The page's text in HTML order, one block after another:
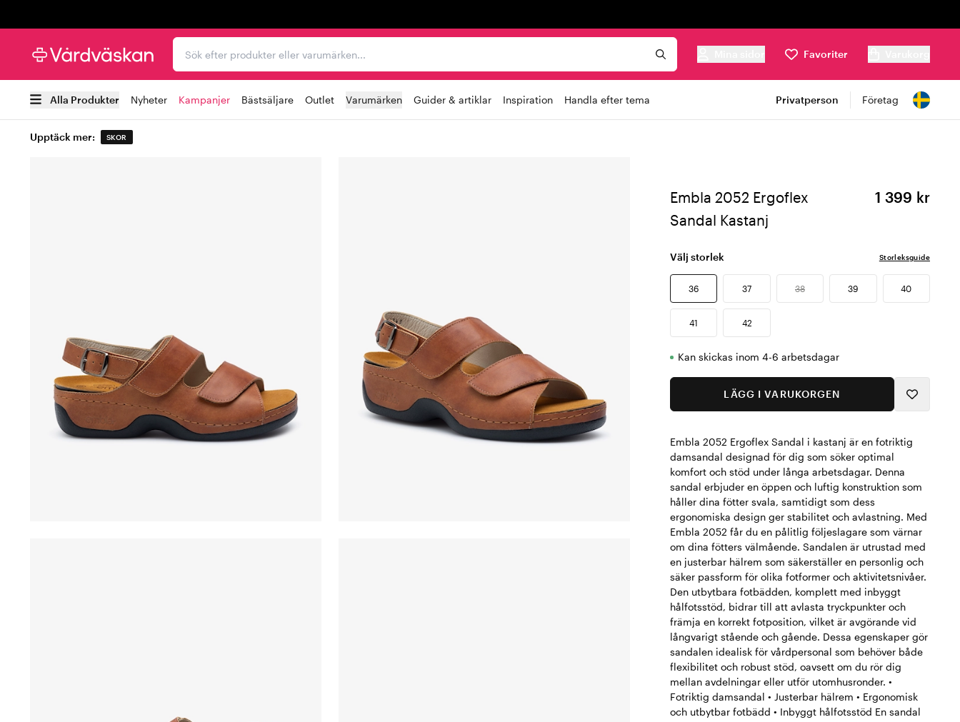
Sök efter produkter eller varumärken...
Favoriter
Alla Produkter Nyheter Kampanjer Bästsäljare Outlet Varumärken Guider & artiklar Inspiration Handla efter tema Privatperson Företag
Upptäck mer: SKOR
Embla 2052 Ergoflex
Sandal Kastanj
1 399 kr
Välj storlek Storleksguide
36 37 38 39 40
41 42
Kan skickas inom 4-6 arbetsdagar
LÄGG I VARUKORGEN
Embla 2052 Ergoflex Sandal i kastanj är en fotriktig
damsandal designad för dig som söker optimal
komfort och stöd under långa arbetsdagar. Denna
sandal erbjuder en öppen och luftig konstruktion som
håller dina fötter svala, samtidigt som dess
ergonomiska design ger stabilitet och avlastning. Med
Embla 2052 får du en pålitlig följeslagare som värnar
om dina fötters välmående. Sandalen är utrustad med
en justerbar hälrem som säkerställer en personlig och
säker passform för olika fotformer och aktivitetsnivåer.
Den utbytbara fotbädden, komplett med inbyggt
hålfotsstöd, bidrar till att avlasta tryckpunkter och
främja en korrekt fotposition, vilket är avgörande vid
långvarigt stående och gående. Dessa egenskaper gör
sandalen idealisk för vårdpersonal som behöver både
flexibilitet och robust stöd, oavsett om du rör dig
mellan avdelningar eller utför utomhusronder. •
Fotriktig damsandal • Justerbar hälrem • Ergonomisk
och utbytbar fotbädd • Inbyggt hålfotsstöd En sandal